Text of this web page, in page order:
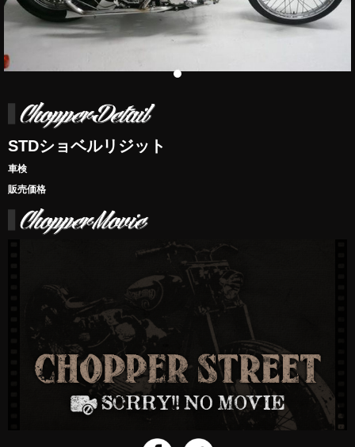
STDショベルリジット
車検
販売価格